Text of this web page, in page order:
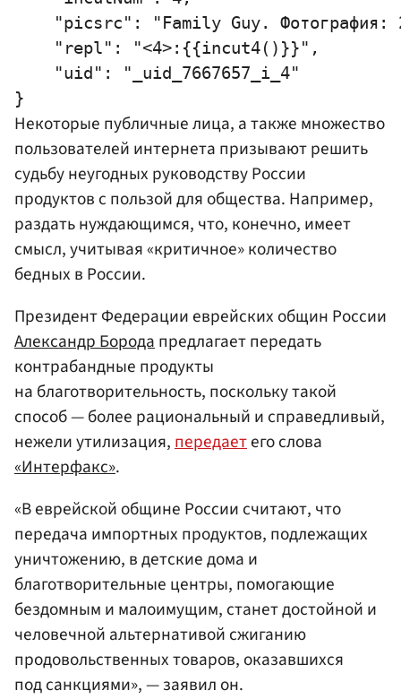
"picsrc": "Family Guy. Фотография:
    "repl": "<4>:{{incut4()}}",
    "uid": "_uid_7667657_i_4"
Некоторые публичные лица, а также множество
пользователей интернета призывают решить
судьбу неугодных руководству России
продуктов с пользой для общества. Например,
раздать нуждающимся, что, конечно, имеет
смысл, учитывая «критичное» количество
бедных в России.
Президент Федерации еврейских общин России
Александр Бородапредлагает передать
контрабандные продукты
на благотворительность, поскольку такой
способ — более рациональный и справедливый,
нежели утилизация,передаетего слова
«Интерфакс».
«В еврейской общине России считают, что
передача импортных продуктов, подлежащих
уничтожению, в детские дома и
благотворительные центры, помогающие
бездомным и малоимущим, станет достойной и
человечной альтернативой сжиганию
продовольственных товаров, оказавшихся
под санкциями», — заявил он.